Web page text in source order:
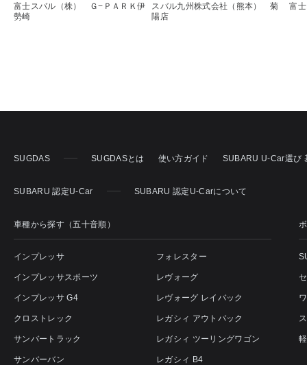
富士スバル（株） Ｇ−ＰＡＲＫ伊
勢崎
スバル九州株式会社（熊本） 菊
陽店
富
SUGDAS SUGDASとは 使い方ガイド SUBARU U-Car選び
SUBARU 認定U-Car SUBARU 認定U-Carについて
車種から探す（五十音順）
インプレッサ
インプレッサスポーツ
インプレッサ G4
クロストレック
サンバートラック
サンバーバン
フォレスター
レヴォーグ
レヴォーグ レイバック
レガシィ アウトバック
レガシィ ツーリングワゴン
レガシィ B4